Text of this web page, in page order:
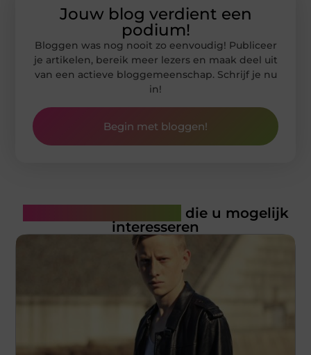
Jouw blog verdient een
podium!
Bloggen was nog nooit zo eenvoudig! Publiceer
je artikelen, bereik meer lezers en maak deel uit
van een actieve bloggemeenschap. Schrijf je nu
in!
Begin met bloggen!
die u mogelijk
interesseren